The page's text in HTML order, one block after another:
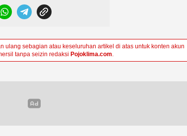
ulang sebagian atau keseluruhan artikel di atas untuk konten akun
tanpa seizin redaksi Pojoklima.com.